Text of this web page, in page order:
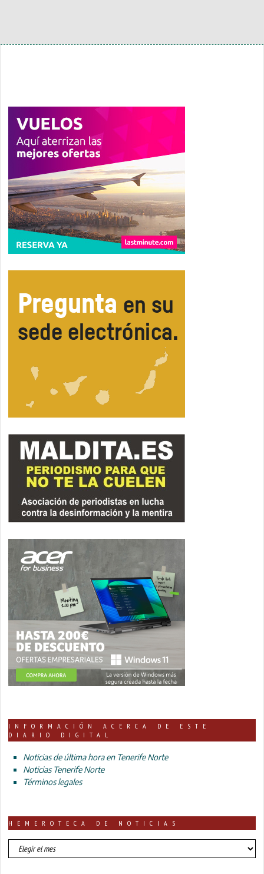
INFORMACIÓN ACERCA DE ESTE
DIARIO DIGITAL
Noticias de última hora en Tenerife Norte
Noticias Tenerife Norte
Términos legales
HEMEROTECA DE NOTICIAS
HEMEROTECA
DE